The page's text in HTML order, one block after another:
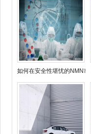
如何在安全性堪忧的NMN市